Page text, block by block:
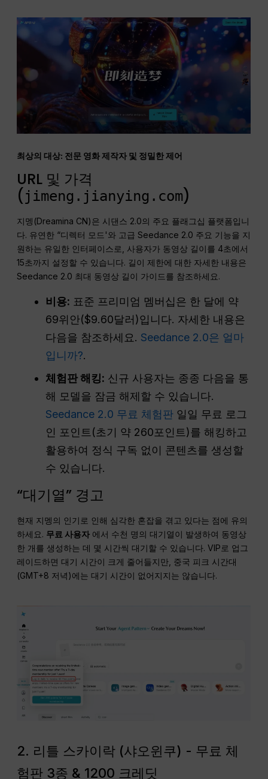
최상의 대상: 전문 영화 제작자 및 정밀한 제어
URL 및 가격
( jimeng.jianying.com)
지멩(Dreamina CN)은 시댄스 2.0의 주요 플래그십 플랫폼입니
다. 유연한 “디렉터 모드'와 고급 Seedance 2.0 주요 기능을 지
원하는 유일한 인터페이스로, 사용자가 동영상 길이를 4초에서
15초까지 설정할 수 있습니다. 길이 제한에 대한 자세한 내용은
Seedance 2.0 최대 동영상 길이 가이드를 참조하세요.
비용: 표준 프리미엄 멤버십은 한 달에 약
69위안($9.60달러)입니다. 자세한 내용은
다음을 참조하세요. Seedance 2.0은 얼마
입니까?.
체험판 해킹: 신규 사용자는 종종 다음을 통
해 모델을 잠금 해제할 수 있습니다.
Seedance 2.0 무료 체험판 일일 무료 로그
인 포인트(초기 약 260포인트)를 해킹하고
활용하여 정식 구독 없이 콘텐츠를 생성할
수 있습니다.
“대기열” 경고
현재 지멩의 인기로 인해 심각한 혼잡을 겪고 있다는 점에 유의
하세요. 무료 사용자 에서 수천 명의 대기열이 발생하여 동영상
한 개를 생성하는 데 몇 시간씩 대기할 수 있습니다. VIP로 업그
레이드하면 대기 시간이 크게 줄어들지만, 중국 피크 시간대
(GMT+8 저녁)에는 대기 시간이 없어지지는 않습니다.
2. 리틀 스카이락 (샤오윈쿠) - 무료 체
험판 3종 & 1200 크레딧